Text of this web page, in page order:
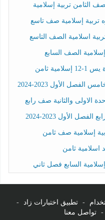
الثامن تربية إسلامية
تربية إسلامية صف تاسع
الصف السابع
ثامن
الأول 2023-2024
الاولى والثانية صف رابع
الأول 2023-2024
إسلامية صف ثامن
ثامن
السابع فصل ثاني
- تطبيق اختبارات زاد
-
- تواصل معنا